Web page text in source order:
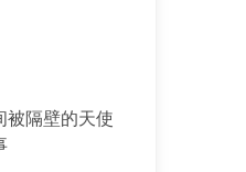
被隔壁的天使